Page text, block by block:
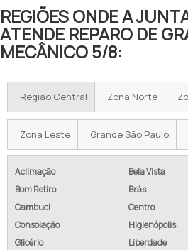
REGIÕES ONDE A
ATENDE REPARO DE
MECÂNICO 5/8:
Região Central Zona Norte
Zona Leste Grande São Paulo
Aclimação
Bela Vista
Bom Retiro
Brás
Cambuci
Centro
Consolação
Higienópolis
Glicério
Liberdade